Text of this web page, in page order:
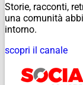
Storie, racconti,
una comunità
intorno.
scopri il canale